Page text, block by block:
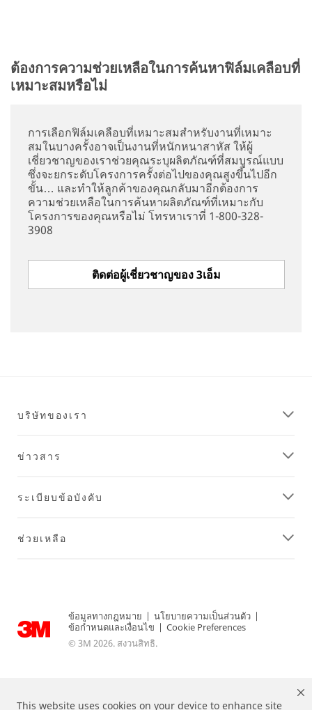
This website uses cookies on your device to enhance site
ต้องการความช่วยเหลือในการค้นหาฟิล์มเคลือบที่
เหมาะสมหรือไม่
การเลือกฟิล์มเคลือบที่เหมาะสมสำหรับงานที่เหมาะ
สมในบางครั้งอาจเป็นงานที่หนักหนาสาหัส ให้ผู้
เชี่ยวชาญของเราช่วยคุณระบุผลิตภัณฑ์ที่สมบูรณ์แบบ
ซึ่งจะยกระดับโครงการครั้งต่อไปของคุณสูงขึ้นไปอีก
ขั้น… และทำให้ลูกค้าของคุณกลับมาอีกต้องการ
ความช่วยเหลือในการค้นหาผลิตภัณฑ์ที่เหมาะกับ
โครงการของคุณหรือไม่ โทรหาเราที่ 1-800-328-
3908
ติดต่อผู้เชี่ยวชาญของ 3เอ็ม
บริษัทของเรา
ข่าวสาร
ระเบียบข้อบังคับ
ช่วยเหลือ
ข้อมูลทางกฎหมาย | นโยบายความเป็นส่วนตัว |
ข้อกำหนดและเงื่อนไข | Cookie Preferences
© 3M 2026. สงวนสิทธิ.